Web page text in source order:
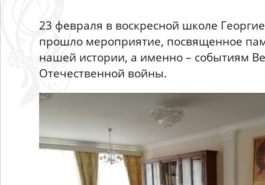
23 февраля в воскресной школе
прошло мероприятие, посвященное
нашей истории, а именно – событиям
Отечественной войны.